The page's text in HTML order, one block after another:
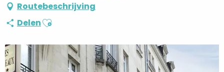
Routebeschrijving
DelenAjouter aux favoris